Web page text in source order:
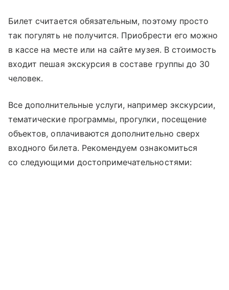
Билет считается обязательным, поэтому просто
так погулять не получится. Приобрести его можно
в кассе на месте или на сайте музея. В стоимость
входит пешая экскурсия в составе группы до 30
человек.
Все дополнительные услуги, например экскурсии,
тематические программы, прогулки, посещение
объектов, оплачиваются дополнительно сверх
входного билета. Рекомендуем ознакомиться
со следующими достопримечательностями: